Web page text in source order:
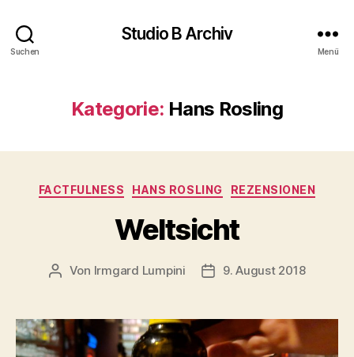
Suchen
Studio B Archiv
Menü
Kategorie: Hans Rosling
Kategorien
FACTFULNESS HANS ROSLING REZENSIONEN
Weltsicht
Beitragsautor
Von Irmgard Lumpini Veröffentlichungsdatum
9. August 2018